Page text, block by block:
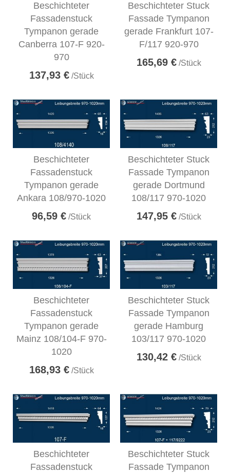
Beschichteter
Fassadenstuck
Tympanon gerade
Canberra 107-F 920-
970
137,93 €/Stück
Beschichteter Stuck
Fassade Tympanon
gerade Frankfurt 107-
F/117 920-970
165,69 €/Stück
Beschichteter
Fassadenstuck
Tympanon gerade
Ankara 108/970-1020
96,59 € /Stück
Beschichteter Stuck
Fassade Tympanon
gerade Dortmund
108/117 970-1020
147,95 €/Stück
Beschichteter
Fassadenstuck
Tympanon gerade
Mainz 108/104-F 970-
1020
168,93 €/Stück
Beschichteter Stuck
Fassade Tympanon
gerade Hamburg
103/117 970-1020
130,42 €/Stück
Beschichteter
Fassadenstuck
Beschichteter Stuck
Fassade Tympanon